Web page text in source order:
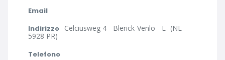
Email
Indirizzo Celciusweg 4 - Blerick-Venlo - L- (NL
5928 PR)
Telefono